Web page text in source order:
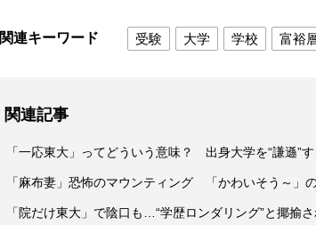
関連キーワード 受験 大学 学校 富裕
関連記事
「一応東大」ってどういう意味？ 出身大学を“謙遜”
「麻布妻」恐怖のマウンティング 「かわいそう～」
「院だけ東大」で陰口も…“学歴ロンダリング”と揶揄